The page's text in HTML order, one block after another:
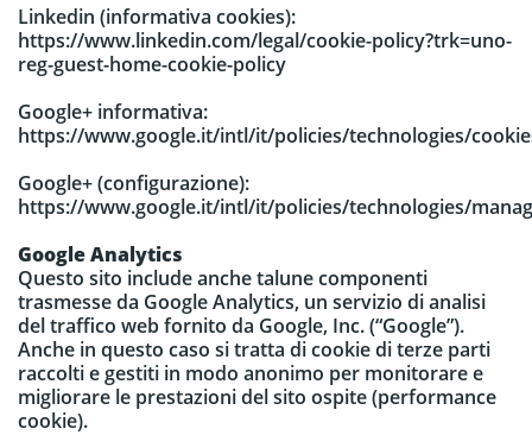
Linkedin (informativa cookies):
https://www.linkedin.com/legal/cookie-policy?trk=uno-
reg-guest-home-cookie-policy
Google+ informativa:
https://www.google.it/intl/it/policies/technologies/
Google+ (configurazione):
https://www.google.it/intl/it/policies/technologies/
Google Analytics
Questo sito include anche talune componenti
trasmesse da Google Analytics, un servizio di analisi
del traffico web fornito da Google, Inc. (“Google”).
Anche in questo caso si tratta di cookie di terze parti
raccolti e gestiti in modo anonimo per monitorare e
migliorare le prestazioni del sito ospite (performance
cookie).